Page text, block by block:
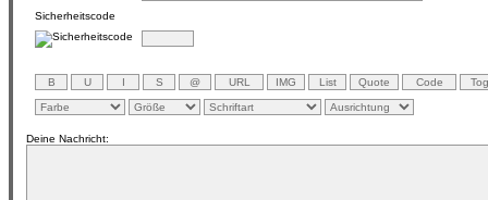
Sicherheitscode
Deine Nachricht: